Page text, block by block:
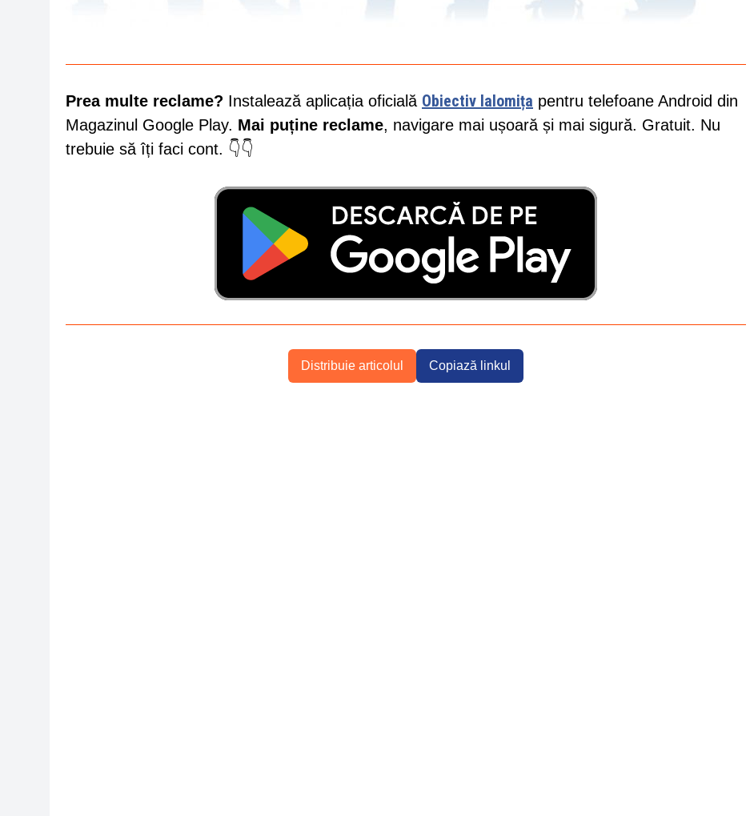
Prea multe reclame? Instalează aplicația oficială Obiectiv Ialomița pentru telefoane Android din
Magazinul Google Play. Mai puține reclame, navigare mai ușoară și mai sigură. Gratuit. Nu
trebuie să îți faci cont. 👇👇
Distribuie articolul Copiază linkul